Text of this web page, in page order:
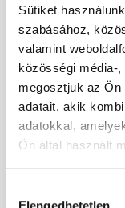
Sütiket
szabásához,
valamint
közösségi média-
megosztjuk az Ön
adatait, akik
adatokkal,
Ön által használt
Elengedhetetlen